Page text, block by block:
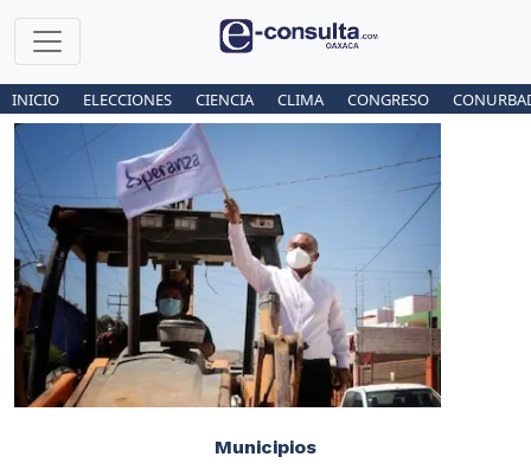
INICIO ELECCIONES CIENCIA CLIMA CONGRESO
Municipios